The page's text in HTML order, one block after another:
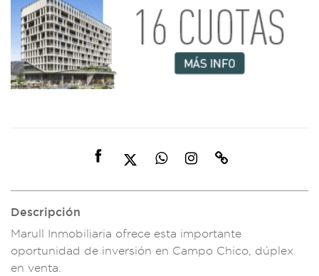
Descripción
Marull Inmobiliaria ofrece esta importante
oportunidad de inversión en Campo Chico, dúplex
en venta.